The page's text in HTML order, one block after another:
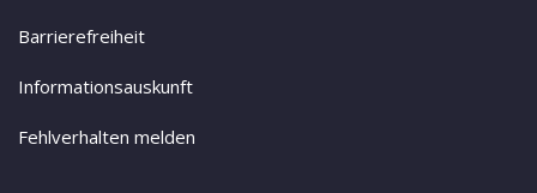
Barrierefreiheit
Informationsauskunft
Fehlverhalten melden